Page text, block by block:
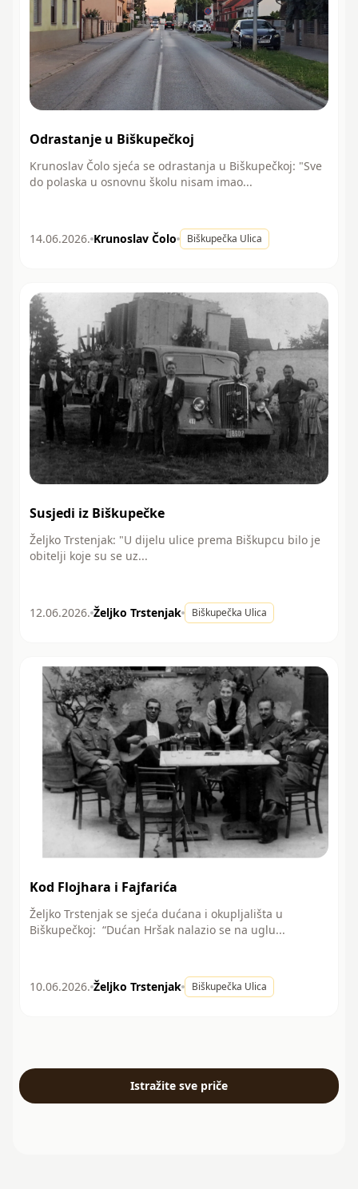
Odrastanje u Biškupečkoj
Krunoslav Čolo sjeća se odrastanja u Biškupečkoj: "Sve
do polaska u osnovnu školu nisam imao...
14.06.2026. Krunoslav Čolo Biškupečka Ulica
Susjedi iz Biškupečke
Željko Trstenjak: "U dijelu ulice prema Biškupcu bilo je
obitelji koje su se uz...
12.06.2026. Željko Trstenjak Biškupečka Ulica
Kod Flojhara i Fajfarića
Željko Trstenjak se sjeća dućana i okupljališta u
Biškupečkoj: “Dućan Hršak nalazio se na uglu...
10.06.2026. Željko Trstenjak Biškupečka Ulica
Istražite sve priče